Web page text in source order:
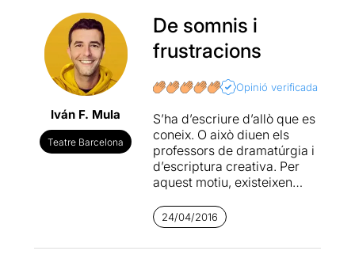
Iván F. Mula
Teatre Barcelona
De somnis i
frustracions
Opinió verificada
S’ha d’escriure d’allò que es
coneix. O això diuen els
professors de dramatúrgia i
d’escriptura creativa. Per
aquest motiu, existeixen
parlen del món dels artistes,
de les arts escèniques i de
tot allò que les envolta. La
24/04/2016